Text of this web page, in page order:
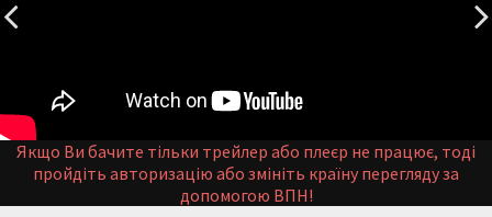
Якщо Ви бачите тільки трейлер або плеєр не працює, тоді
пройдіть авторизацію або змініть країну перегляду за
допомогою ВПН!